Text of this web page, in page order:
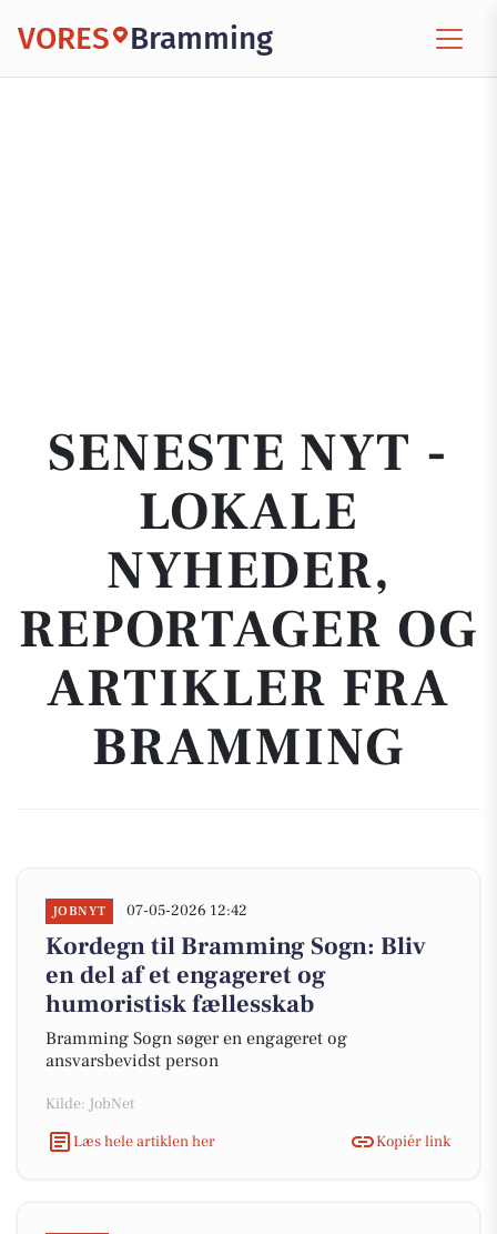
VORES Bramming
SENESTE NYT -
LOKALE
NYHEDER,
REPORTAGER OG
ARTIKLER FRA
BRAMMING
JOBNYT 07-05-2026 12:42
Kordegn til Bramming Sogn: Bliv
en del af et engageret og
humoristisk fællesskab
Bramming Sogn søger en engageret og
ansvarsbevidst person
Kilde: JobNet
Læs hele artiklen her
Kopiér link